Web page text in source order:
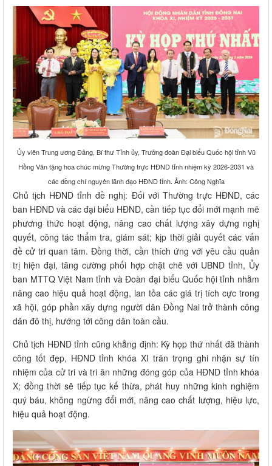
Ủy viên Trung ương Đảng, Bí thư Tỉnh ủy, Trưởng đoàn Đại biểu Quốc hội tỉnh Vũ
Hồng Văn tặng hoa chúc mừng Thường trực HĐND tỉnh nhiệm kỳ 2026-2031 và
các đồng chí nguyên lãnh đạo HĐND tỉnh. Ảnh: Công Nghĩa
Chủ tịch HĐND tỉnh đề nghị: Đối với Thường trực HĐND, các
ban HĐND và các đại biểu HĐND, cần tiếp tục đổi mới mạnh mẽ
phương thức hoạt động, nâng cao chất lượng xây dựng nghị
quyết, công tác thẩm tra, giám sát; kịp thời giải quyết các vấn
đề cử tri quan tâm. Đồng thời, cần thích ứng với yêu cầu quản
trị hiện đại, tăng cường phối hợp chặt chẽ với UBND tỉnh, Ủy
ban MTTQ Việt Nam tỉnh và Đoàn đại biểu Quốc hội tỉnh nhằm
nâng cao hiệu quả hoạt động, lan tỏa các giá trị tích cực trong
xã hội, góp phần xây dựng người dân Đồng Nai trở thành công
dân đô thị, hướng tới công dân toàn cầu.
Chủ tịch HĐND tỉnh cũng khẳng định: Kỳ họp thứ nhất đã thành
công tốt đẹp, HĐND tỉnh khóa XI trân trọng ghi nhận sự tín
nhiệm của cử tri và tri ân những đóng góp của HĐND tỉnh khóa
X; đồng thời sẽ tiếp tục kế thừa, phát huy những kinh nghiệm
quý báu, không ngừng đổi mới, nâng cao chất lượng, hiệu lực,
hiệu quả hoạt động.